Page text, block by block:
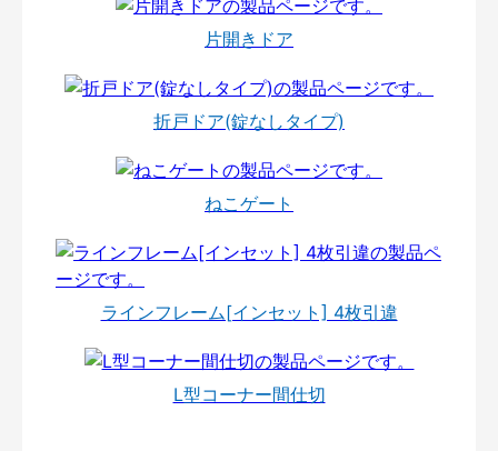
片開きドア
折戸ドア(錠なしタイプ)
ねこゲート
ラインフレーム[インセット] 4枚引違
L型コーナー間仕切